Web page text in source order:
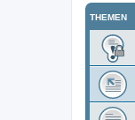
THEMEN